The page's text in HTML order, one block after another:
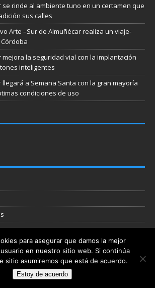
se rinde al ambiente tuno en un certamen que
sus calles
Arte –Sur de Almuñécar realiza un viaje-
mejora la seguridad vial con la implantación
inteligentes
llegará a Semana Santa con la gran mayoría
condiciones de uso
| Plantilla WordPress por
para asegurar que damos la mejor
en nuestro sitio web. Si continúa
sitio asumiremos que está de acuerdo.
Estoy de acuerdo